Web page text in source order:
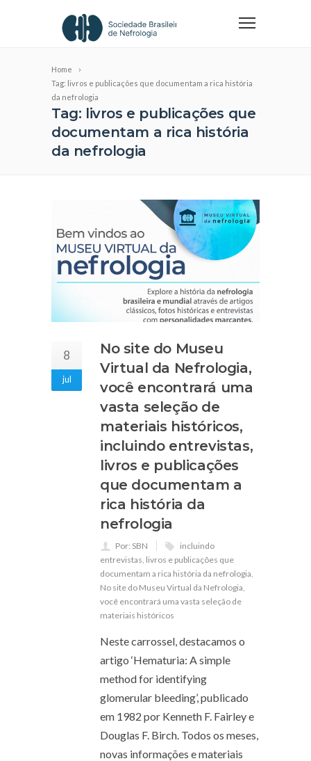
Home
Tag: livros e publicações que documentam a rica história
da nefrologia
Tag: livros e publicações que
documentam a rica história
da nefrologia
8
jul
No site do Museu
Virtual da Nefrologia,
você encontrará uma
vasta seleção de
materiais históricos,
incluindo entrevistas,
livros e publicações
que documentam a
rica história da
nefrologia
Por: SBN
incluindo
entrevistas livros e publicações que
documentam a rica história da nefrologia
No site do Museu Virtual da Nefrologia
você encontrará uma vasta seleção de
materiais históricos
Neste carrossel, destacamos o
artigo ‘Hematuria: A simple
method for identifying
glomerular bleeding’, publicado
em 1982 por Kenneth F. Fairley e
Douglas F. Birch. Todos os meses,
novas informações e materiais